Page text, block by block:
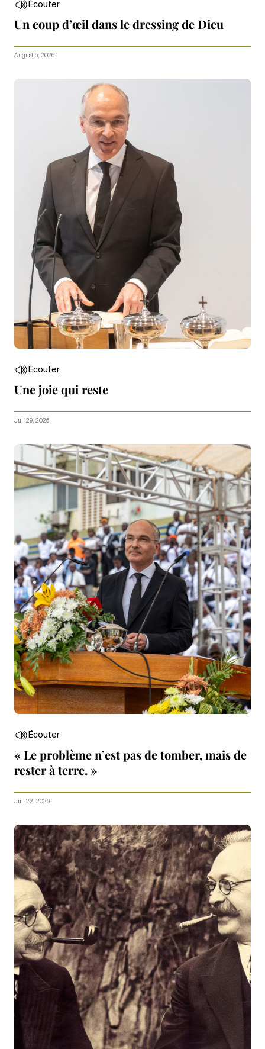
Écouter
Un coup d’œil dans le dressing de Dieu
August 5, 2026
Écouter
Une joie qui reste
Juli 29, 2026
Écouter
« Le problème n’est pas de tomber, mais de
rester à terre. »
Juli 22, 2026